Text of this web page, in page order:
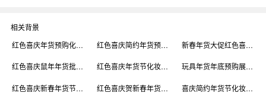
相关背景
红色喜庆年货预购化妆品新春促销海报背景
红色喜庆简约年货预购宣传促销海报背景 新春年货大促红色喜庆红包促销手机海报背景
红色喜庆鼠年年货批发化妆品促销海报背景 红色喜庆年货节化妆品促销电商首页背景 玩具年货年底预购展销会促销海报背景
红色喜庆新春年货节印刷海报背景 红色喜庆贺新春年货电商首页背景 喜庆简约年货节化妆品促销海报背景